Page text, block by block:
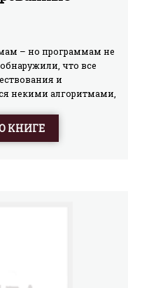
– но программам не
что все
и
некими алгоритмами,
биологии…
КНИГЕ